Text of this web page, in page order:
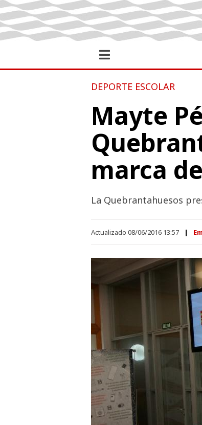
DEPORTE ESCOLAR
Mayte
marca
La Quebrantahuesos
Actualizado 08/06/2016 13:57